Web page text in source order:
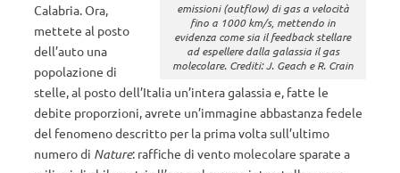
emissioni (outflow) di gas a velocità
fino a 1000 km/s, mettendo in
evidenza come sia il feedback stellare
ad espellere dalla galassia il gas
molecolare. Crediti: J. Geach e R. Crain
Calabria. Ora,
mettete al posto
dell’auto una
popolazione di
stelle, al posto dell’Italia un’intera galassia e, fatte le
debite proporzioni, avrete un’immagine abbastanza fedele
del fenomeno descritto per la prima volta sull’ultimo
numero di Nature: raffiche di vento molecolare sparate a